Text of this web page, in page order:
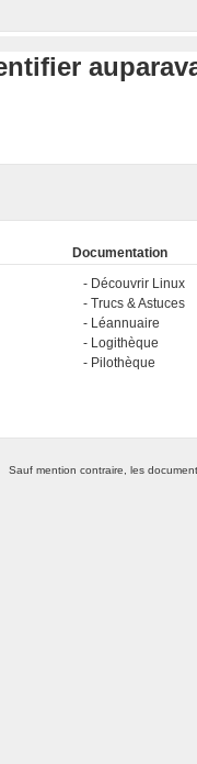
Documentation
Découvrir Linux
Trucs & Astuces
Léannuaire
Logithèque
Pilothèque
Sauf mention contraire, les